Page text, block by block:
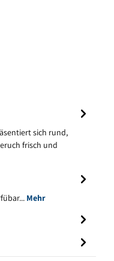
sich rund,
frisch und
Mehr